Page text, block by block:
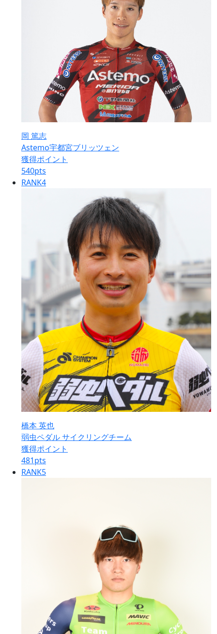
岡 篤志
Astemo宇都宮ブリッツェン
獲得ポイント
540pts
RANK4
橋本 英也
弱虫ペダル サイクリングチーム
獲得ポイント
481pts
RANK5